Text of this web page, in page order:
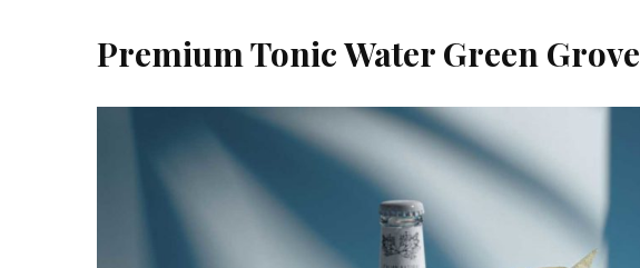
Premium Tonic Water Green Grove